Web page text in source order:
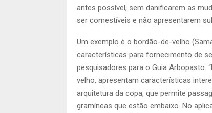
antes possível, sem danificarem as
ser comestíveis e não apresentarem
Um exemplo é o bordão-de-velho
características para fornecimento de
pesquisadores para o Guia Arbopasto.
velho, apresentam características
arquitetura da copa, que permite
gramíneas que estão embaixo. No